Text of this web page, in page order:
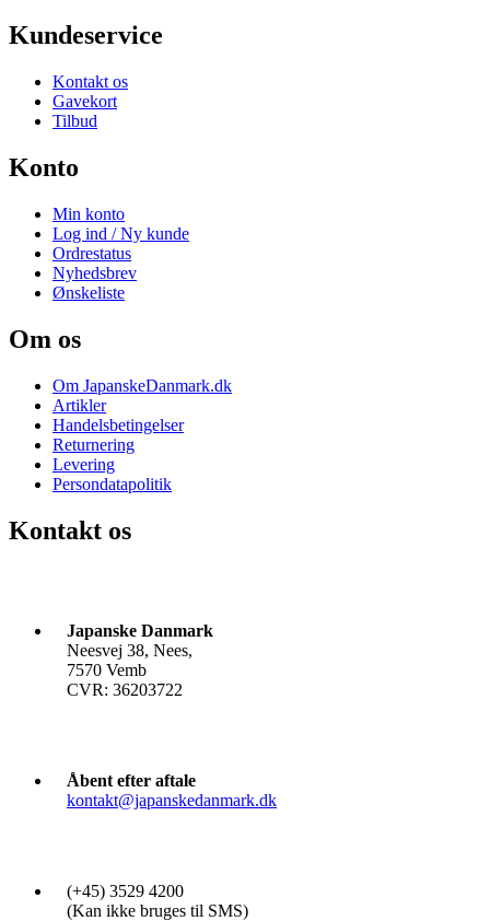
Kundeservice
Kontakt os
Gavekort
Tilbud
Konto
Min konto
Log ind / Ny kunde
Ordrestatus
Nyhedsbrev
Ønskeliste
Om os
Om JapanskeDanmark.dk
Artikler
Handelsbetingelser
Returnering
Levering
Persondatapolitik
Kontakt os
Japanske Danmark
Neesvej 38, Nees,
7570 Vemb
CVR: 36203722
Åbent efter aftale
kontakt@japanskedanmark.dk
(+45) 3529 4200
(Kan ikke bruges til SMS)